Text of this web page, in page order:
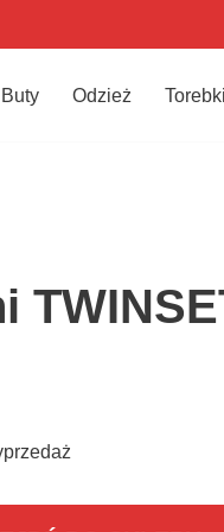
Buty Odzież Torebki